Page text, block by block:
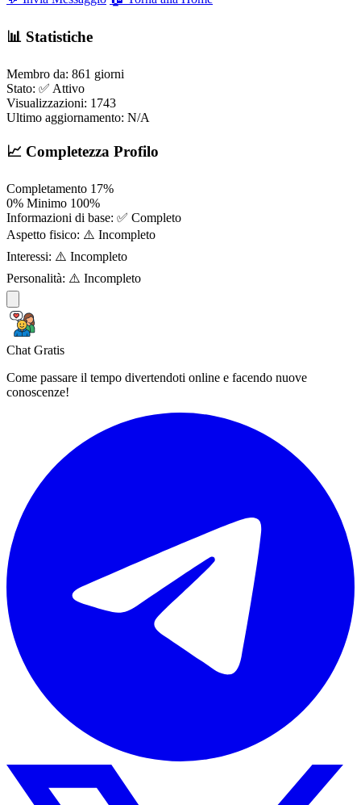
📊 Statistiche
Membro da: 861 giorni
Stato: ✅ Attivo
Visualizzazioni: 1743
Ultimo aggiornamento: N/A
📈 Completezza Profilo
Completamento 17%
0% Minimo 100%
Informazioni di base: ✅ Completo
Aspetto fisico: ⚠️ Incompleto
Interessi: ⚠️ Incompleto
Personalità: ⚠️ Incompleto
Chat Gratis
Come passare il tempo divertendoti online e facendo nuove
conoscenze!